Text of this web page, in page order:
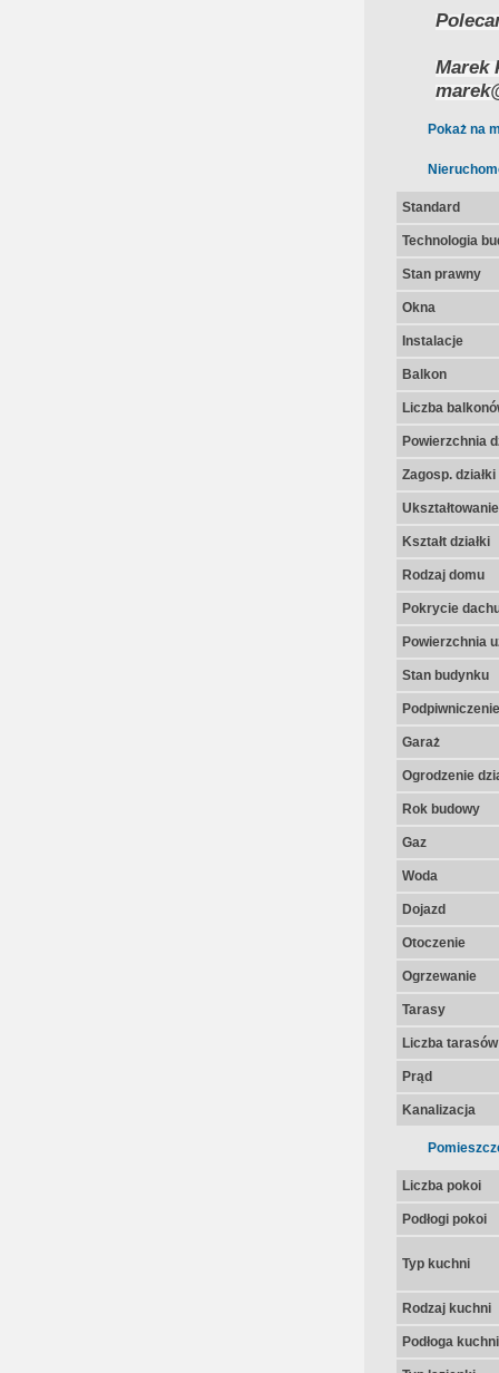
Marek
Pokaż na
Standard
Technologia
Stan prawny
Okna
Instalacje
Balkon
Liczba
Powierzchnia
Zagosp. działki
Kształt działki
Rodzaj domu
Pokrycie
Powierzchnia
Stan budynku
Podpiwniczenie
Garaż
Ogrodzenie
Rok budowy
Gaz
Woda
Dojazd
Otoczenie
Ogrzewanie
Tarasy
Liczba tarasów
Prąd
Kanalizacja
Liczba pokoi
Podłogi pokoi
Typ kuchni
Rodzaj kuchni
Podłoga kuchni